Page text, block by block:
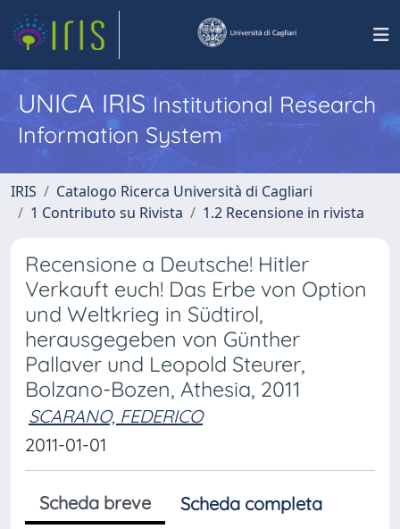
UNICA IRISInstitutional Research
Information System
IRIS
Catalogo Ricerca Università di Cagliari
1 Contributo su Rivista
1.2 Recensione in rivista
Recensione a Deutsche! Hitler
Verkauft euch! Das Erbe von Option
und Weltkrieg in Südtirol,
herausgegeben von Günther
Pallaver und Leopold Steurer,
Bolzano-Bozen, Athesia, 2011
SCARANO, FEDERICO
2011-01-01
Scheda breve
Scheda completa